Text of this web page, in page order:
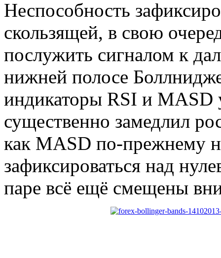
Неспособность
скользящей, в свою
послужить сигналом к
нижней полосе
индикаторы RSI и MASD
существенно замедлил
как MASD по-прежнему
зафиксироваться над
паре всё ещё смещены